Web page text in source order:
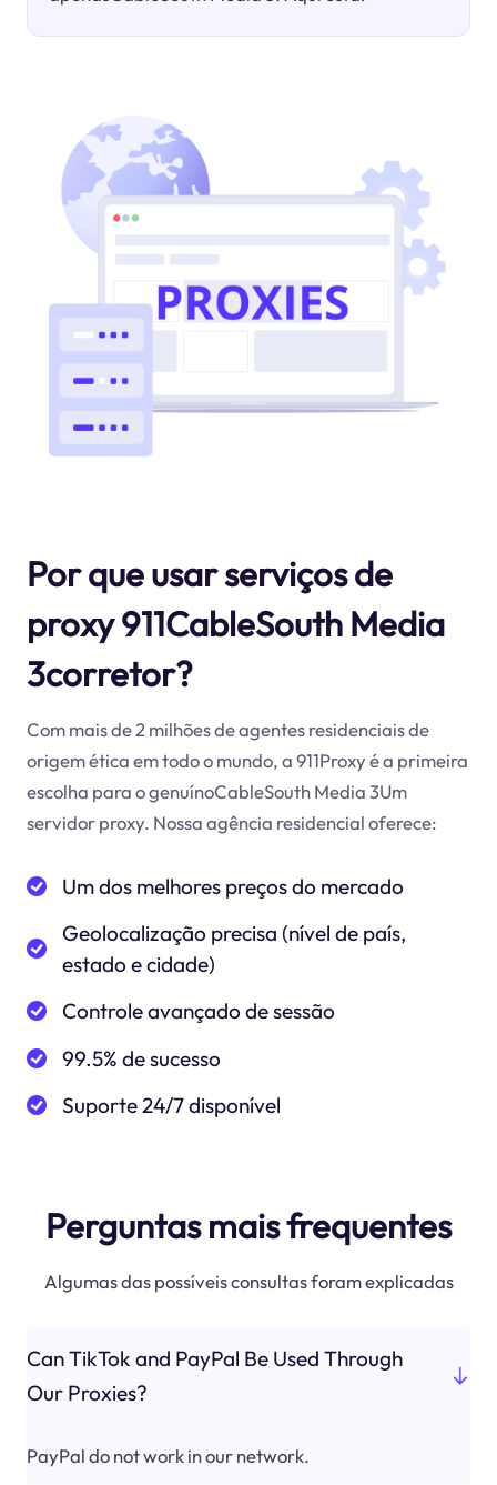
Por que usar serviços de
proxy 911CableSouth Media
3corretor?
Com mais de 2 milhões de agentes residenciais de
origem ética em todo o mundo, a 911Proxy é a primeira
escolha para o genuínoCableSouth Media 3Um
servidor proxy. Nossa agência residencial oferece:
Um dos melhores preços do mercado
Geolocalização precisa (nível de país,
estado e cidade)
Controle avançado de sessão
99.5% de sucesso
Suporte 24/7 disponível
Perguntas mais frequentes
Algumas das possíveis consultas foram explicadas
Can TikTok and PayPal Be Used Through
Our Proxies?
PayPal do not work in our network.